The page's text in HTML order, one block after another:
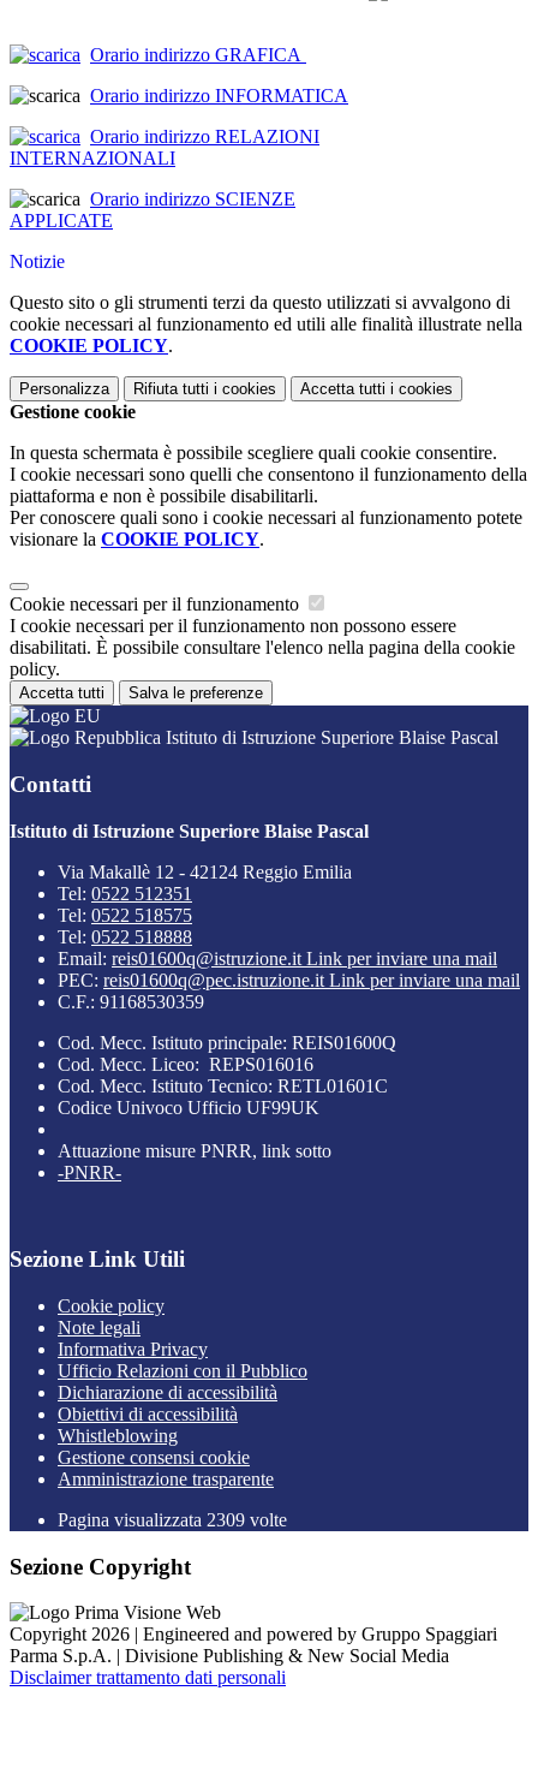
Orario indirizzo GRAFICA
Orario indirizzo INFORMATICA
Orario indirizzo RELAZIONI
INTERNAZIONALI
Orario indirizzo SCIENZE
APPLICATE
Notizie
Questo sito o gli strumenti terzi da questo utilizzati si avvalgono di
cookie necessari al funzionamento ed utili alle finalità illustrate nella
COOKIE POLICY.
Personalizza Rifiuta tutti i cookies Accetta tutti i cookies
Gestione cookie
In questa schermata è possibile scegliere quali cookie consentire.
I cookie necessari sono quelli che consentono il funzionamento della
piattaforma e non è possibile disabilitarli.
Per conoscere quali sono i cookie necessari al funzionamento potete
visionare la COOKIE POLICY.
Cookie necessari per il funzionamento
I cookie necessari per il funzionamento non possono essere
disabilitati. È possibile consultare l'elenco nella pagina della cookie
policy.
Accetta tutti Salva le preferenze
Istituto di Istruzione Superiore Blaise Pascal
Contatti
Istituto di Istruzione Superiore Blaise Pascal
Via Makallè 12 - 42124 Reggio Emilia
Tel: 0522 512351
Tel: 0522 518575
Tel: 0522 518888
Email: reis01600q@istruzione.it Link per inviare una mail
PEC: reis01600q@pec.istruzione.it Link per inviare una mail
C.F.: 91168530359
Cod. Mecc. Istituto principale: REIS01600Q
Cod. Mecc. Liceo: REPS016016
Cod. Mecc. Istituto Tecnico: RETL01601C
Codice Univoco Ufficio UF99UK
Attuazione misure PNRR, link sotto
-PNRR-
Sezione Link Utili
Cookie policy
Note legali
Informativa Privacy
Ufficio Relazioni con il Pubblico
Dichiarazione di accessibilità
Obiettivi di accessibilità
Whistleblowing
Gestione consensi cookie
Amministrazione trasparente
Pagina visualizzata 2309 volte
Sezione Copyright
Copyright 2026 | Engineered and powered by Gruppo Spaggiari
Parma S.p.A. | Divisione Publishing & New Social Media
Disclaimer trattamento dati personali